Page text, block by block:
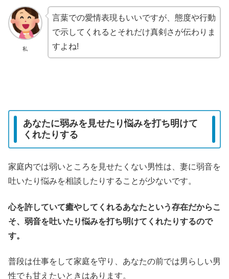
私
言葉での愛情表現もいいですが、態度や行動
で示してくれるとそれだけ真剣さが伝わりま
すよね!
あなたに弱みを見せたり悩みを打ち明けて
くれたりする
家庭内では弱いところを見せたくない男性は、妻に弱音を
吐いたり悩みを相談したりすることが少ないです。
心を許していて癒やしてくれるあなたという存在だからこ
そ、弱音を吐いたり悩みを打ち明けてくれたりするので
す。
普段は仕事をして家庭を守り、あなたの前では男らしい男
性でも甘えたいときはあります。